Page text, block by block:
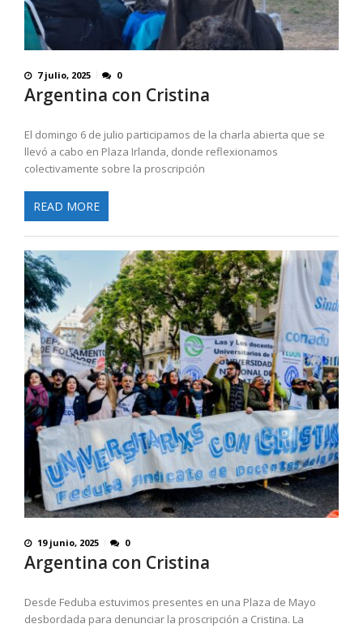
7 julio, 2025 0
Argentina con Cristina
El domingo 6 de julio participamos de la charla abierta que se
llevó a cabo en Plaza Irlanda, donde reflexionamos
colectivamente sobre la proscripción
READ MORE
19 junio, 2025 0
Argentina con Cristina
Desde Feduba estuvimos presentes en una Plaza de Mayo
desbordada para denunciar la proscripción a Cristina. La